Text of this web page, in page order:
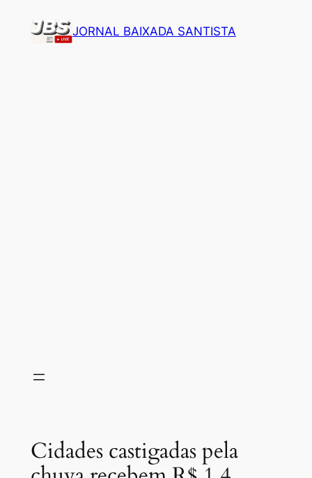
JORNAL BAIXADA SANTISTA
Cidades castigadas pela